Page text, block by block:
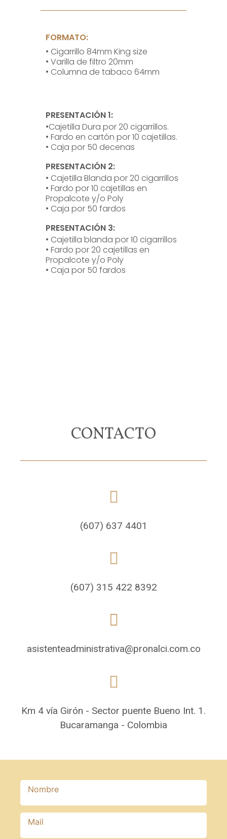
FORMATO:
• Cigarrillo 84mm King size
• Varilla de filtro 20mm
• Columna de tabaco 64mm
PRESENTACIÓN 1:
•Cajetilla Dura por 20 cigarrillos.
• Fardo en cartón por 10 cajetillas.
• Caja por 50 decenas
PRESENTACIÓN 2:
• Cajetilla Blanda por 20 cigarrillos
• Fardo por 10 cajetillas en
Propalcote y/o Poly
• Caja por 50 fardos
PRESENTACIÓN 3:
• Cajetilla blanda por 10 cigarrillos
• Fardo por 20 cajetillas en
Propalcote y/o Poly
• Caja por 50 fardos
CONTACTO
(607) 637 4401
(607) 315 422 8392
asistenteadministrativa@pronalci.com.co
Km 4 vía Girón - Sector puente Bueno Int. 1.
Bucaramanga - Colombia
Nombre
Mail